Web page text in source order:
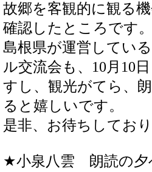
故郷を客観的に観る
確認したところです
島根県が運営している
ル交流会も、10月10
すし、観光がてら、
ると嬉しいです。
是非、お待ちしてお
★小泉八雲 朗読の夕